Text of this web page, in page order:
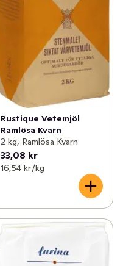
Rustique Vetemjöl
Ramlösa Kvarn
2 kg, Ramlösa Kvarn
33,08 kr
16,54 kr /kg